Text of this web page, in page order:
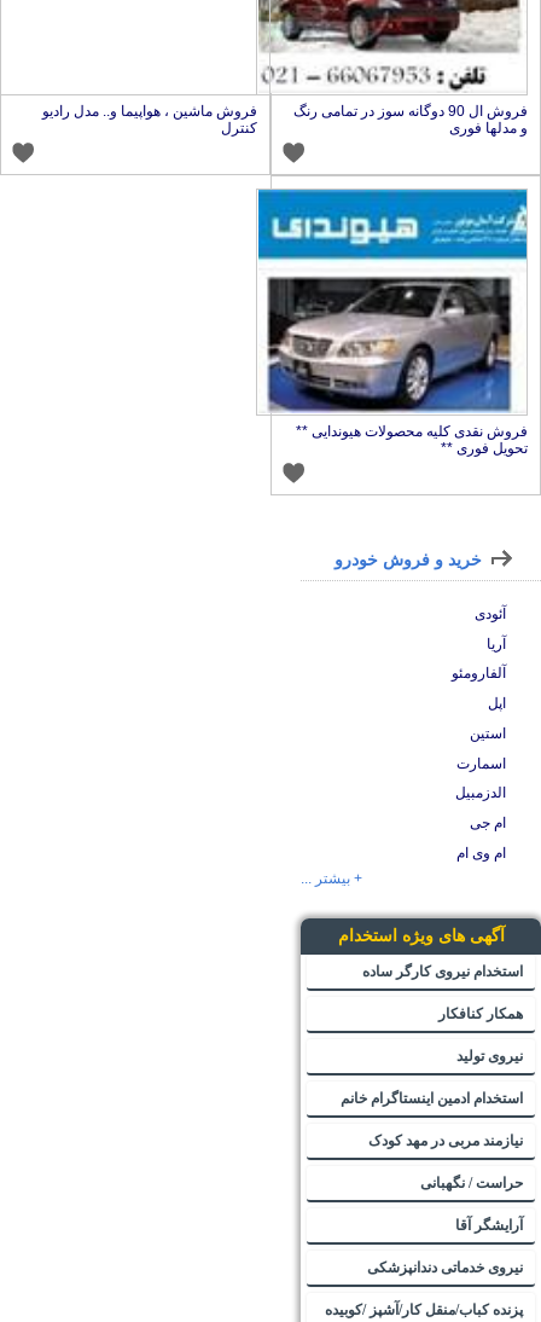
فروش ال 90 دوگانه سوز در تمامی رنگ
مدلها فوری
فروش ماشین ، هواپیما و.. مدل رادیو
کنترل
نقدی کلیه محصولات هیوندایی **
فوری **
خرید و فروش خودرو
آئودی
آریا
آلفارومئو
استین
اسمارت
الدزمبیل
ام جی
ام وی ام
+ بیشتر ...
آگهی های ویژه استخدام
استخدام نیروی کارگر ساده
همکار کنافکار
نیروی تولید
استخدام ادمین اینستاگرام خانم
نیازمند مربی در مهد کودک
حراست / نگهبانی
آرایشگر آقا
نیروی خدماتی دندانپزشکی
پزنده کباب/منقل کار/آشپز /کوبیده